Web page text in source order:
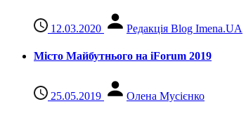
12.03.2020 Редакція Blog Imena.UA
Місто Майбутнього на iForum 2019
25.05.2019 Олена Мусієнко